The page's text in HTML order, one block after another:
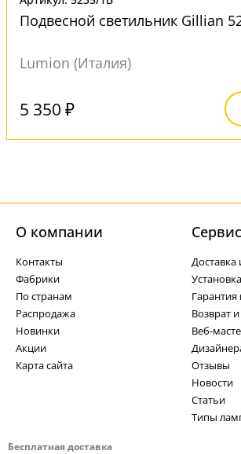
Подвесной светильник Gillian
Lumion (Италия)
5 350 ₽
Бесплатная доставка
О компании
Контакты
Фабрики
По странам
Распродажа
Новинки
Акции
Карта сайта
Cервис
Доставка
Гарантия
Возврат
Веб-
Отзывы
Новости
Статьи
Типы